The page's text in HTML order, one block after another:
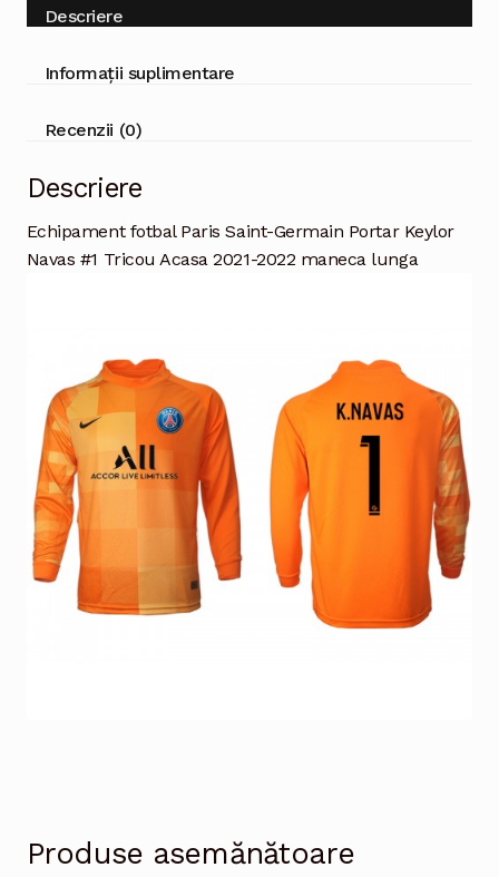
Descriere
Informații suplimentare
Recenzii (0)
Descriere
Echipament fotbal Paris Saint-Germain Portar Keylor
Navas #1 Tricou Acasa 2021-2022 maneca lunga
Produse asemănătoare